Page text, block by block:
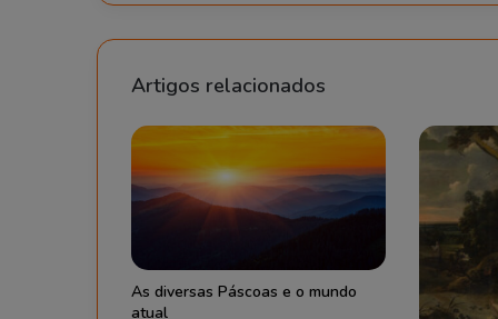
i
i
a
d
a
l
g
i
Artigos relacionados
As diversas Páscoas e o mundo
atual